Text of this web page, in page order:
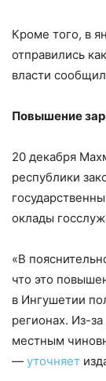
Кроме того, в
отправились
власти
Повышение
20 декабря
республики
оклады
«В
что это
в Ингушетии
регионах. Из-
местным
— уточняет